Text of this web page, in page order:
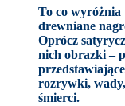
To co wyróżnia
drewniane
Oprócz
nich obrazki –
rozrywki, wady,
śmierci.